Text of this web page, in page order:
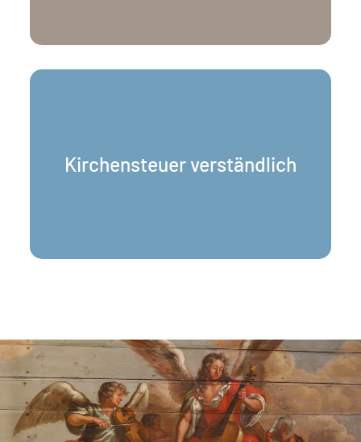
Kirchensteuer verständlich